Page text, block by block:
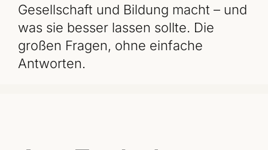
Gesellschaft und Bildung macht – und
was sie besser lassen sollte. Die
großen Fragen, ohne einfache
Antworten.